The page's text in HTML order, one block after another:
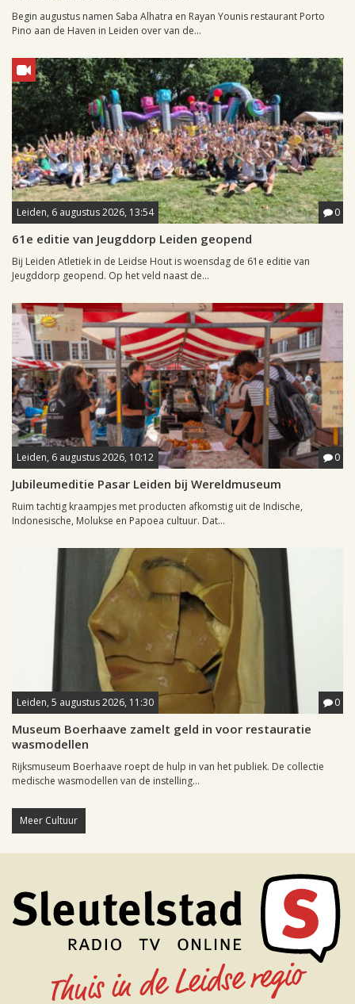
Begin augustus namen Saba Alhatra en Rayan Younis restaurant Porto
Pino aan de Haven in Leiden over van de...
Leiden, 6 augustus 2026, 13:54 0
61e editie van Jeugddorp Leiden geopend
Bij Leiden Atletiek in de Leidse Hout is woensdag de 61e editie van
Jeugddorp geopend. Op het veld naast de...
Leiden, 6 augustus 2026, 10:12 0
Jubileumeditie Pasar Leiden bij Wereldmuseum
Ruim tachtig kraampjes met producten afkomstig uit de Indische,
Indonesische, Molukse en Papoea cultuur. Dat...
Leiden, 5 augustus 2026, 11:30 0
Museum Boerhaave zamelt geld in voor restauratie
wasmodellen
Rijksmuseum Boerhaave roept de hulp in van het publiek. De collectie
medische wasmodellen van de instelling...
Meer Cultuur